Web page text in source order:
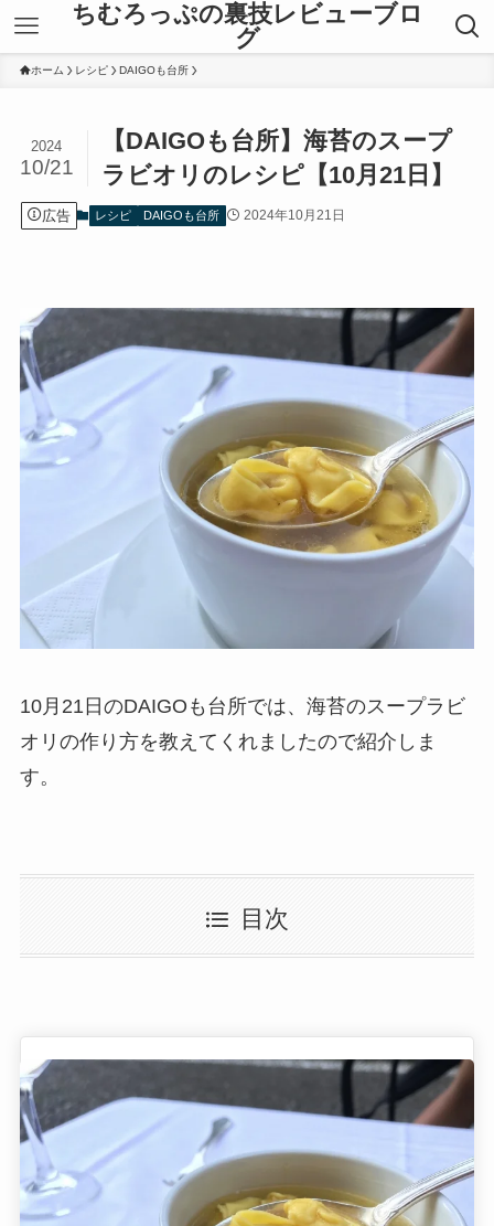
ちむろっぷの裏技レビューブロ
グ
ホーム レシピ DAIGOも台所
【DAIGOも台所】海苔のスープ
ラビオリのレシピ【10月21日】
2024
10/21
広告 レシピ DAIGOも台所 2024年10月21日
10月21日のDAIGOも台所では、海苔のスープラビ
オリの作り方を教えてくれましたので紹介しま
す。
目次